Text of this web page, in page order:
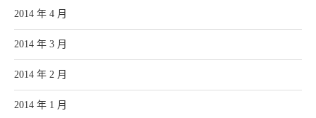
2014 年 4 月
2014 年 3 月
2014 年 2 月
2014 年 1 月